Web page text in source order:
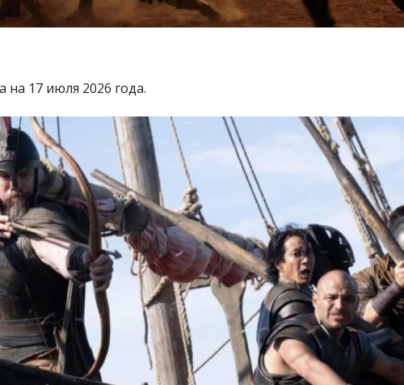
17 июля 2026 года.